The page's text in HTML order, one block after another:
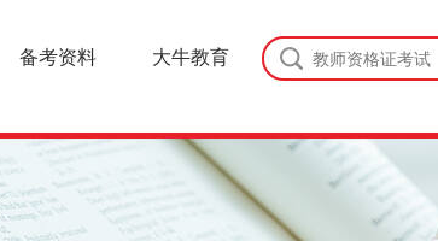
备考资料 大牛教育